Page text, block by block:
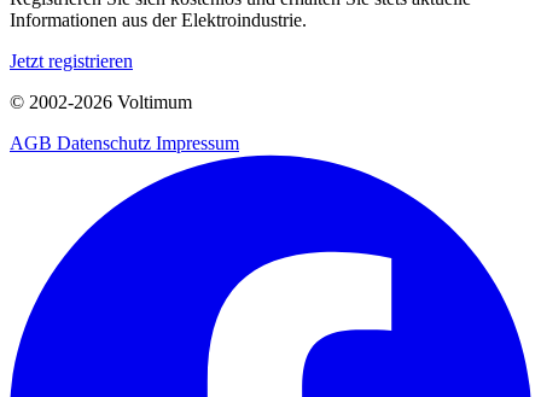
Informationen aus der Elektroindustrie.
Jetzt registrieren
© 2002-2026 Voltimum
AGB Datenschutz Impressum